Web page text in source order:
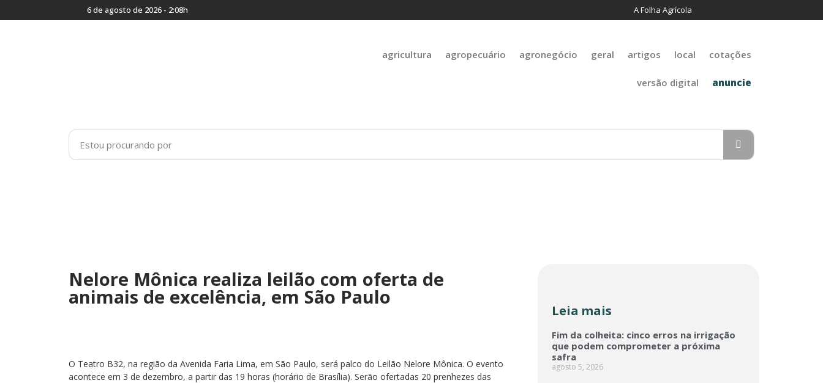
6 de agosto de 2026 - 2:08h A Folha Agrícola
agricultura agropecuário agronegócio geral artigos local cotações
versão digital anuncie
Nelore Mônica realiza leilão com oferta de
animais de excelência, em São Paulo
O Teatro B32, na região da Avenida Faria Lima, em São Paulo, será palco do Leilão Nelore Mônica. O evento
acontece em 3 de dezembro, a partir das 19 horas (horário de Brasília). Serão ofertadas 20 prenhezes das
Leia mais
Fim da colheita: cinco erros na irrigação
que podem comprometer a próxima
safra
agosto 5, 2026